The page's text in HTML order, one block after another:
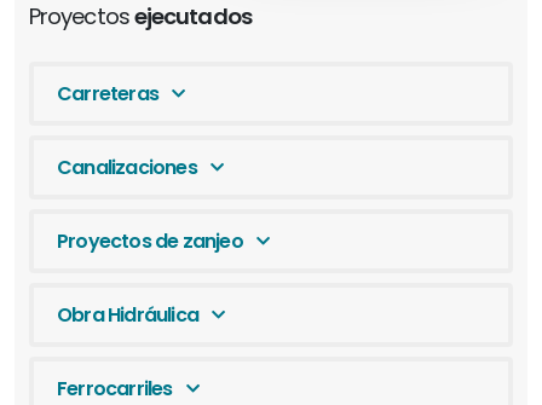
Proyectosejecutados
Carreteras
Canalizaciones
Proyectos de zanjeo
Obra Hidráulica
Ferrocarriles